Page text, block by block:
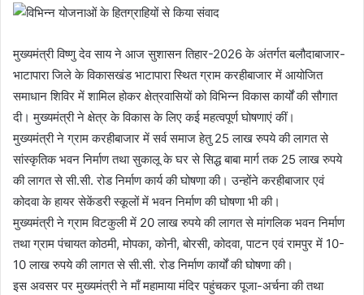
मुख्यमंत्री विष्णु देव साय ने आज सुशासन तिहार-2026 के अंतर्गत बलौदाबाजार-
भाटापारा जिले के विकासखंड भाटापारा स्थित ग्राम करहीबाजार में आयोजित
समाधान शिविर में शामिल होकर क्षेत्रवासियों को विभिन्न विकास कार्यों की सौगात
दी। मुख्यमंत्री ने क्षेत्र के विकास के लिए कई महत्वपूर्ण घोषणाएं कीं।
मुख्यमंत्री ने ग्राम करहीबाजार में सर्व समाज हेतु 25 लाख रुपये की लागत से
सांस्कृतिक भवन निर्माण तथा सुकालू के घर से सिद्ध बाबा मार्ग तक 25 लाख रुपये
की लागत से सी.सी. रोड निर्माण कार्य की घोषणा की। उन्होंने करहीबाजार एवं
कोदवा के हायर सेकेंडरी स्कूलों में भवन निर्माण की घोषणा भी की।
मुख्यमंत्री ने ग्राम विटकुली में 20 लाख रुपये की लागत से मांगलिक भवन निर्माण
तथा ग्राम पंचायत कोठमी, मोपका, कोनी, बोरसी, कोदवा, पाटन एवं रामपुर में 10-
10 लाख रुपये की लागत से सी.सी. रोड निर्माण कार्यों की घोषणा की।
इस अवसर पर मुख्यमंत्री ने माँ महामाया मंदिर पहुंचकर पूजा-अर्चना की तथा